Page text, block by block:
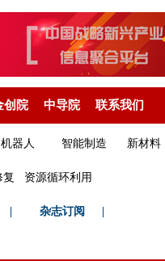
创院 中导院 联系我们
机器人 智能制造 新材料
复 资源循环利用
杂志订阅